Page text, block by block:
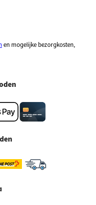
en mogelijke bezorgkosten,